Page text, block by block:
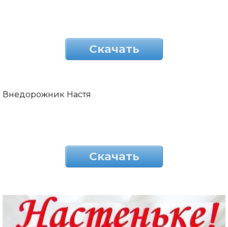
Скачать
Внедорожник Настя
Скачать